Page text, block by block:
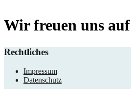
Wir freuen uns
Rechtliches
Impressum
Datenschutz